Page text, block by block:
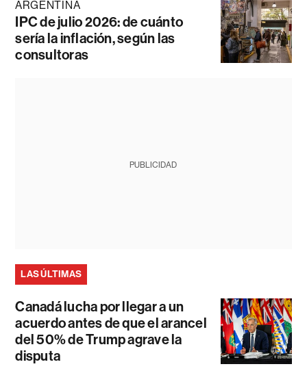
ARGENTINA
IPC de julio 2026: de cuánto
sería la inflación, según las
consultoras
PUBLICIDAD
LAS ÚLTIMAS
Canadá lucha por llegar a un
acuerdo antes de que el arancel
del 50% de Trump agrave la
disputa